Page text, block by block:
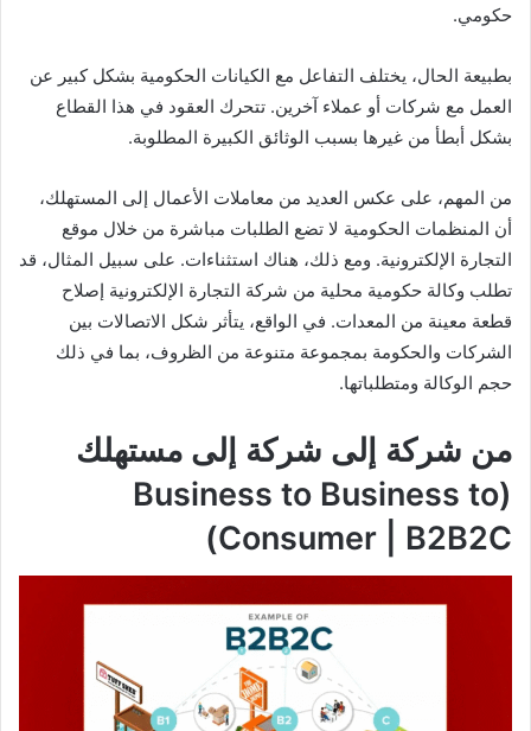
حكومي.
بطبيعة الحال، يختلف التفاعل مع الكيانات الحكومية بشكل كبير عن
العمل مع شركات أو عملاء آخرين. تتحرك العقود في هذا القطاع
بشكل أبطأ من غيرها بسبب الوثائق الكبيرة المطلوبة.
من المهم، على عكس العديد من معاملات الأعمال إلى المستهلك،
أن المنظمات الحكومية لا تضع الطلبات مباشرة من خلال موقع
التجارة الإلكترونية. ومع ذلك، هناك استثناءات. على سبيل المثال، قد
تطلب وكالة حكومية محلية من شركة التجارة الإلكترونية إصلاح
قطعة معينة من المعدات. في الواقع، يتأثر شكل الاتصالات بين
الشركات والحكومة بمجموعة متنوعة من الظروف، بما في ذلك
حجم الوكالة ومتطلباتها.
من شركة إلى شركة إلى مستهلك
(Business to Business to
Consumer | B2B2C)